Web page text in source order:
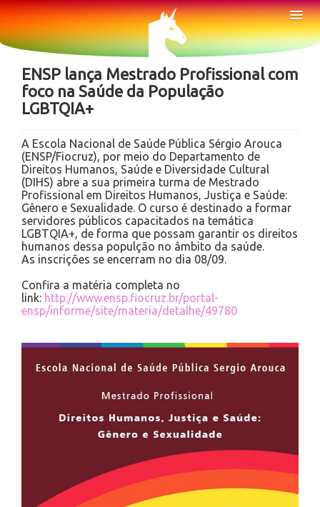
Sobre
Notícias
ENSP lança Mestrado Profissional com
foco na Saúde da População
LGBTQIA+
A Escola Nacional de Saúde Pública Sérgio Arouca
(ENSP/Fiocruz), por meio do Departamento de
Direitos Humanos, Saúde e Diversidade Cultural
(DIHS) abre a sua primeira turma de Mestrado
Profissional em Direitos Humanos, Justiça e Saúde:
Gênero e Sexualidade. O curso é destinado a formar
servidores públicos capacitados na temática
LGBTQIA+, de forma que possam garantir os direitos
humanos dessa populção no âmbito da saúde.
As inscrições se encerram no dia 08/09.
Confira a matéria completa no
link: http://www.ensp.fiocruz.br/portal-
ensp/informe/site/materia/detalhe/49780